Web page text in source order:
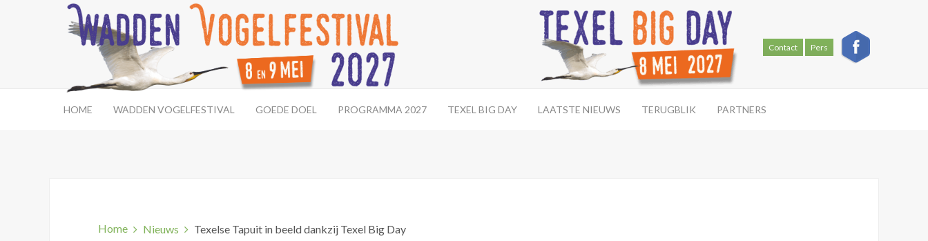
Contact Pers
HOME WADDEN VOGELFESTIVAL GOEDE DOEL PROGRAMMA 2027 TEXEL BIG DAY LAATSTE NIEUWS TERUGBLIK PARTNERS
Home Nieuws Texelse Tapuit in beeld dankzij Texel Big Day